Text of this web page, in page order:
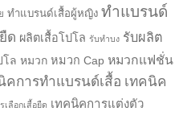
ทำแบรนด์เสื้อผู้หญิง ทำแบรนด์
ด ผลิตเสื้อโปโล รับทำบง รับผลิต
โล หมวก หมวก Cap หมวกแฟชั่น
คการทำแบรนด์เสื้อ เทคนิค
เลือกเสื้อยืด เทคนิคการแต่งตัว